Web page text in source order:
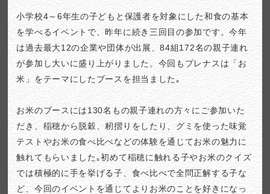
小学校4～6年生の子どもと保護者を対象にした和食の基本
を学べるイベントで、昨年に続き三回目の参加です。今年
は過去最大12の企業や団体が出展、84組172名の親子連れ
が参加し大いに盛り上がりました。今回もプレナスは「お
米」をテーマにしたブースを担当ました｡
お米のブースには130名もの親子連れの方々にご参加いた
だき、稲穂から脱穀、籾摺りをしたり、グミを使った味覚
テストやお米の食べ比べなどの体験を通じてお米の魅力に
触れてもらいました｡初めて稲穂に触れる子やお米のクイズ
では積極的に手を挙げる子、食べ比べで全問正解する子な
ど、今回のイベントを通じてよりお米のことを好きになっ